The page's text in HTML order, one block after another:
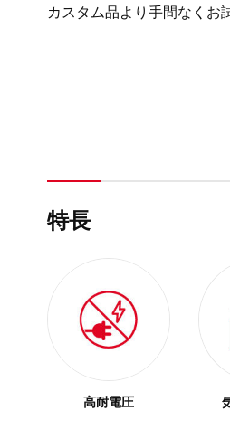
カスタム品より手間なくお
特長
高耐電圧